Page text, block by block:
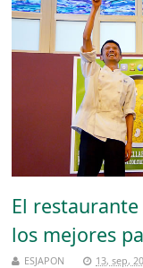
El
los mejores
ESJAPON 13, sep,